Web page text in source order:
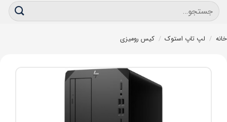
جستجو
برای:
خانه / لپ تاپ استوک / کیس رومیزی